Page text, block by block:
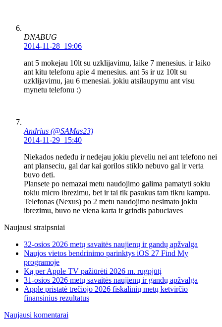
DNABUG
2014-11-28 19:06
ant 5 mokejau 10lt su uzklijavimu, laike 7 menesius. ir laiko
ant kitu telefonu apie 4 menesius. ant 5s ir uz 10lt su
uzklijavimu, jau 6 menesiai. jokiu atsilaupymu ant visu
mynetu telefonu :)
Andrius (@SAMas23)
2014-11-29 15:40
Niekados nededu ir nedejau jokiu pleveliu nei ant telefono nei
ant planseciu, gal dar kai gorilos stiklo nebuvo gal ir verta
buvo deti.
Plansete po nemazai metu naudojimo galima pamatyti sokiu
tokiu micro ibrezimu, bet ir tai tik pasukus tam tikru kampu.
Telefonas (Nexus) po 2 metu naudojimo nesimato jokiu
ibrezimu, buvo ne viena karta ir grindis pabuciaves
Naujausi straipsniai
32-osios 2026 metų savaitės naujienų ir gandų apžvalga
Naujos vietos bendrinimo parinktys iOS 27 Find My
programoje
Ką per Apple TV pažiūrėti 2026 m. rugpjūtį
31-osios 2026 metų savaitės naujienų ir gandų apžvalga
Apple pristatė trečiojo 2026 fiskalinių metų ketvirčio
finansinius rezultatus
Naujausi komentarai